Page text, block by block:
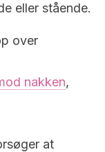
eller stående.
over
nakken,
at